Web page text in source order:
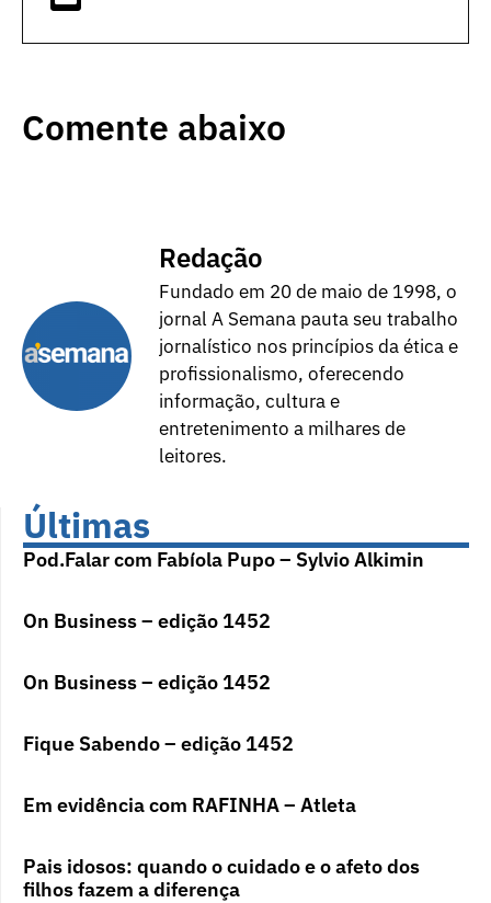
Comente abaixo
Redação
Fundado em 20 de maio de 1998, o
jornal A Semana pauta seu trabalho
jornalístico nos princípios da ética e
profissionalismo, oferecendo
informação, cultura e
entretenimento a milhares de
leitores.
Últimas
Pod.Falar com Fabíola Pupo – Sylvio Alkimin
On Business – edição 1452
On Business – edição 1452
Fique Sabendo – edição 1452
Em evidência com RAFINHA – Atleta
Pais idosos: quando o cuidado e o afeto dos
filhos fazem a diferença